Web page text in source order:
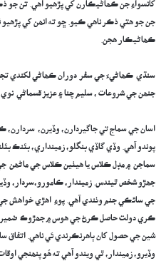
کانسواءِ جن ڪھاڻيڪارن کي پڙھيو آھي. تن جو
جن جو ھتي ذڪر ناھي ڪيو. ڇو ته انھن کي
ڪھاڻيڪار ھجن.
سنڌي ڪھاڻيءَ جي سفر دوران ڪھاڻي لکندي
جنھن جي شروعات ، سليم چنا ۽ عزيز قسماڻي
اسان جي سماج تي جاگيردارن، وڏيرن، سردارن،
پوندو آھي. وڏي گاڏي بنگلو، زمينداري، بئنڪ
سماجن ۾ مڊل ڪلاس يا ھيٺين ڪلاس جي ماڻھن
جھڙو شخص ٿيندس. زميندار، ڪامورو،سردار،
جي سائڪي جنم وٺندي آھي. پوءِ اھڙي خواھش جي
ڪري دولت حاصل ڪرڻ جي ھوس ۾ جھڙوڪ ضمير
شين جي حصول کان ٻاھرنڪرندي ئي ناھي.
وڏيرو، زميندار، ٿي ويندو آھي ته ھُو پنھنجي